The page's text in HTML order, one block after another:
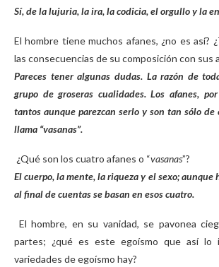
Sí, de la lujuria, la ira, la codicia, el orgullo y la
El hombre tiene muchos afanes, ¿no es así?
las consecuencias de su composición con sus
Pareces tener algunas dudas. La razón de
grupo de groseras cualidades. Los afanes,
tantos aunque parezcan serlo y son tan sólo de
llama “vasanas”.
¿Qué son los cuatro afanes o “vasanas”?
El cuerpo, la mente, la riqueza y el sexo; aunque
al final de cuentas se basan en esos cuatro.
El hombre, en su vanidad, se pavonea
partes; ¿qué es este egoísmo que así lo
variedades de egoísmo hay?